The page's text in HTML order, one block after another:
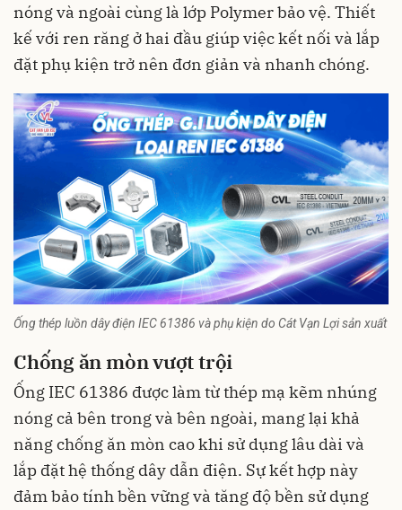
nóng và ngoài cùng là lớp Polymer bảo vệ. Thiết
kế với ren răng ở hai đầu giúp việc kết nối và lắp
đặt phụ kiện trở nên đơn giản và nhanh chóng.
Ống thép luồn dây điện IEC 61386 và phụ kiện do Cát Vạn Lợi sản xuất
Chống ăn mòn vượt trội
Ống IEC 61386 được làm từ thép mạ kẽm nhúng
nóng cả bên trong và bên ngoài, mang lại khả
năng chống ăn mòn cao khi sử dụng lâu dài và
lắp đặt hệ thống dây dẫn điện. Sự kết hợp này
đảm bảo tính bền vững và tăng độ bền sử dụng